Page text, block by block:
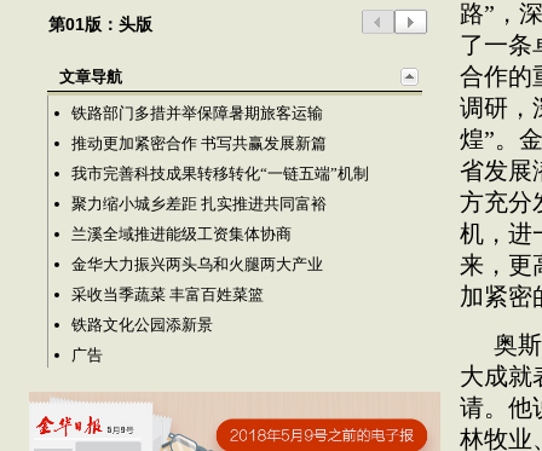
第01版：头版
文章导航
铁路部门多措并举保障暑期旅客运输
推动更加紧密合作 书写共赢发展新篇
我市完善科技成果转移转化“一链五端”机制
聚力缩小城乡差距 扎实推进共同富裕
兰溪全域推进能级工资集体协商
金华大力振兴两头乌和火腿两大产业
采收当季蔬菜 丰富百姓菜篮
铁路文化公园添新景
广告
路”，
了一条
合作的
调研，
煌”。
省发展
方充分
机，进
来，更
加紧密
奥
大成就
请。他
林牧业